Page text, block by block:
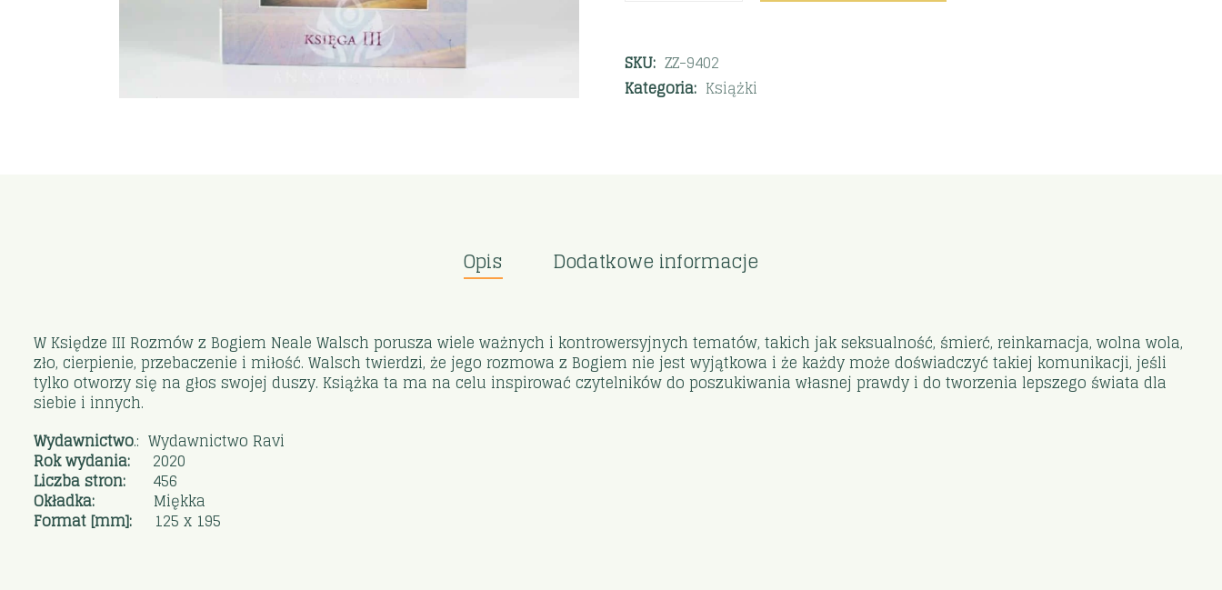
SKU: ZZ-9402
Kategoria: Książki
Opis Dodatkowe informacje
W Księdze III Rozmów z Bogiem Neale Walsch porusza wiele ważnych i kontrowersyjnych tematów, takich jak seksualność, śmierć, reinkarnacja, wolna wola,
zło, cierpienie, przebaczenie i miłość. Walsch twierdzi, że jego rozmowa z Bogiem nie jest wyjątkowa i że każdy może doświadczyć takiej komunikacji, jeśli
tylko otworzy się na głos swojej duszy. Książka ta ma na celu inspirować czytelników do poszukiwania własnej prawdy i do tworzenia lepszego świata dla
siebie i innych.
Wydawnictwo.: Wydawnictwo Ravi
Rok wydania: 2020
Liczba stron: 456
Okładka: Miękka
Format [mm]: 125 x 195